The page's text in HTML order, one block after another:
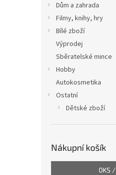
Dům a zahrada
Filmy, knihy, hry
Bílé zboží
Výprodej
Sběratelské mince
Hobby
Autokosmetika
Ostatní
Dětské zboží
Nákupní košík
0KS /